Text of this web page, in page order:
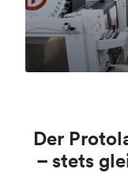
Der
– stets